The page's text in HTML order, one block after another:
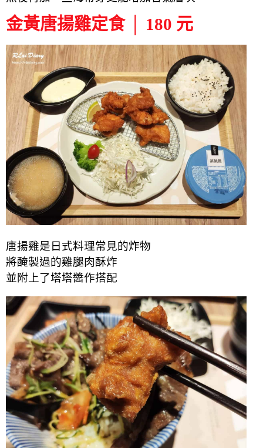
金黃唐揚雞定食 │ 180 元
唐揚雞是日式料理常見的炸物
將醃製過的雞腿肉酥炸
並附上了塔塔醬作搭配